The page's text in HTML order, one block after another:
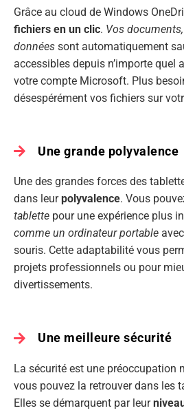
Grâce au cloud de Windows
fichiers en un clic. Vos
données sont automatiquement
accessibles depuis n’importe quel
votre compte Microsoft. Plus
désespérément vos fichiers sur
Une grande polyvalence
Une des grandes forces des
dans leurpolyvalence. Vous
tablette pour une expérience plus
comme un ordinateur portable
souris. Cette adaptabilité vous
projets professionnels ou pour
divertissements.
Une meilleure sécurité
La sécurité est une préoccupation
vous pouvez la retrouver dans les
Elles se démarquent par leur